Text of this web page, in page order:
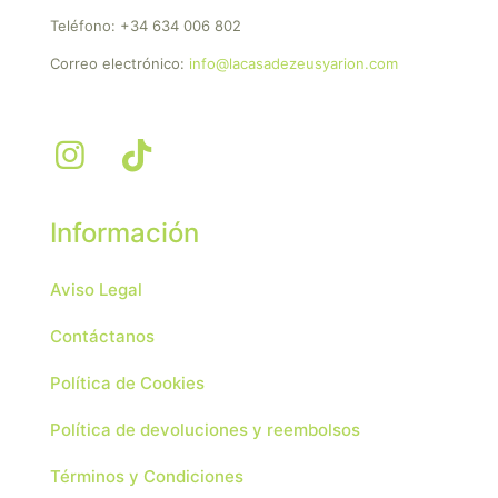
Teléfono: +34 634 006 802
Correo electrónico: info@lacasadezeusyarion.com
Información
Aviso Legal
Contáctanos
Política de Cookies
Política de devoluciones y reembolsos
Términos y Condiciones